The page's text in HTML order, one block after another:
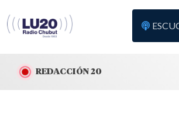
REDACCIÓN 20